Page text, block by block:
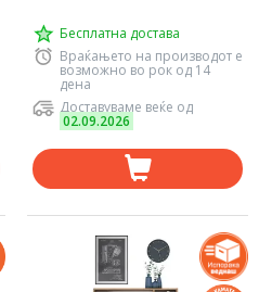
Бесплатна достава
Враќањето на производот е
возможно во рок од 14
дена
Доставуваме веќе од
02.09.2026